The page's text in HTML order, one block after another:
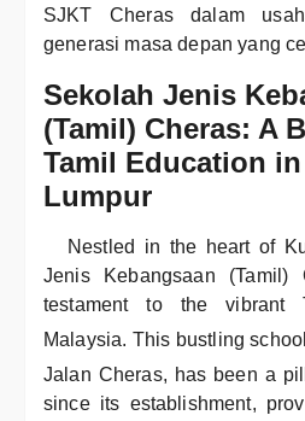
SJKT Cheras dalam
generasi masa depan yang
Sekolah Jenis
(Tamil) Cheras: A
Tamil Education
Lumpur
Nestled in the heart of
Jenis Kebangsaan
testament to the vibrant
Malaysia. This bustling
Jalan Cheras, has been a
since its establishment,